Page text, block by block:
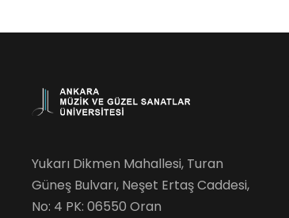
Yukarı Dikmen Mahallesi, Turan
Güneş Bulvarı, Neşet Ertaş Caddesi,
No: 4 PK: 06550 Oran